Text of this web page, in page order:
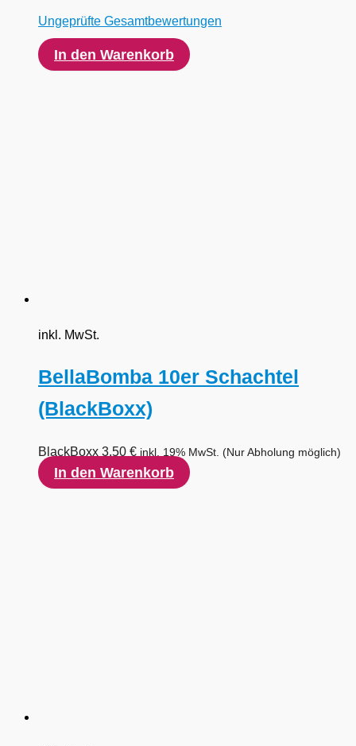
Ungeprüfte Gesamtbewertungen
In den Warenkorb
inkl. MwSt.
BellaBomba 10er Schachtel
(BlackBoxx)
BlackBoxx 3,50 € inkl. 19% MwSt. (Nur Abholung möglich)
In den Warenkorb